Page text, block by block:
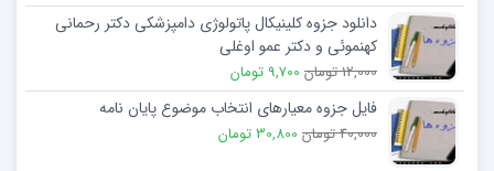
دانلود جزوه کلینیکال پاتولوژی دامپزشکی دکتر رحمانی
کهنموئی و دکتر عمو اوغلی
12,000 تومان 9,700 تومان
فایل جزوه معیارهای انتخاب موضوع پایان نامه
40,000 تومان 30,800 تومان